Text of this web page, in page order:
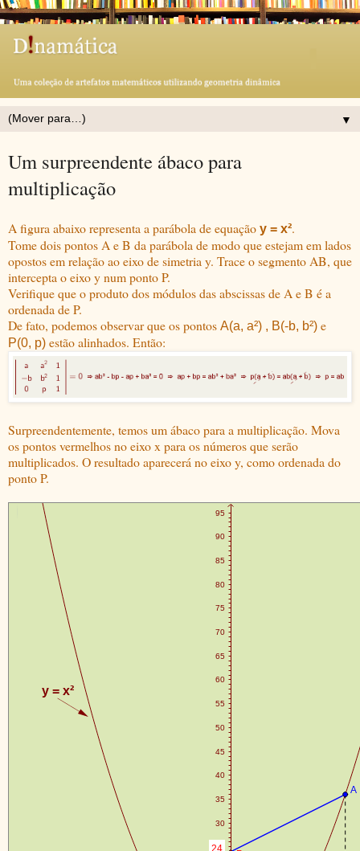
▼
Um surpreendente ábaco para
multiplicação
A figura abaixo representa a parábola de equação y = x².
Tome dois pontos A e B da parábola de modo que estejam em lados
opostos em relação ao eixo de simetria y. Trace o segmento AB, que
intercepta o eixo y num ponto P.
Verifique que o produto dos módulos das abscissas de A e B é a
ordenada de P.
De fato, podemos observar que os pontos A(a, a²) , B(-b, b²) e
P(0, p) estão alinhados. Então:
Surpreendentemente, temos um ábaco para a multiplicação. Mova
os pontos vermelhos no eixo x para os números que serão
multiplicados. O resultado aparecerá no eixo y, como ordenada do
ponto P.